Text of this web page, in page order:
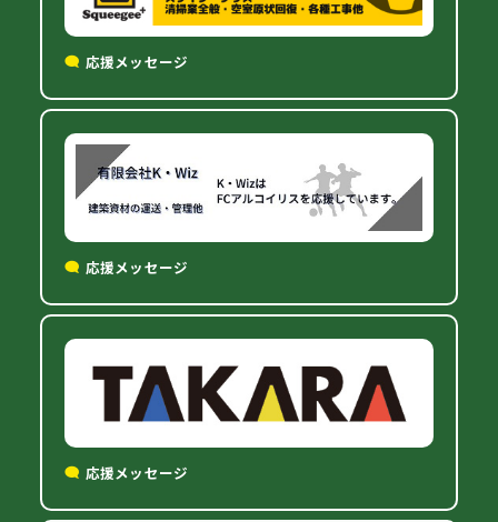
応援メッセージ
応援メッセージ
応援メッセージ